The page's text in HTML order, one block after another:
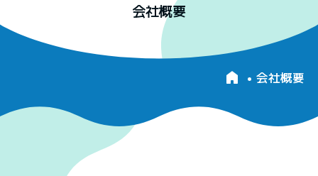
会社概要
会社概要